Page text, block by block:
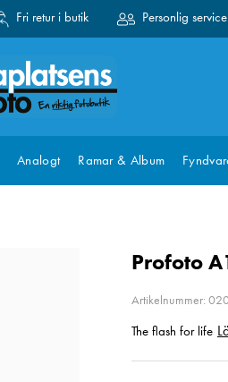
Fri retur i butik Personlig service
Analogt Ramar & Album
Profoto
Artikelnummer:
The flash for life